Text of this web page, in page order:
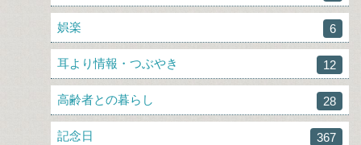
娯楽 6
耳より情報・つぶやき 12
高齢者との暮らし 28
記念日 367